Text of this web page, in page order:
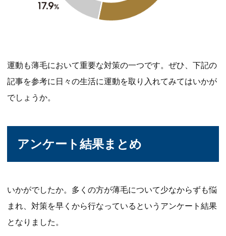
運動も薄毛において重要な対策の一つです。ぜひ、下記の
記事を参考に日々の生活に運動を取り入れてみてはいかが
でしょうか。
アンケート結果まとめ
いかがでしたか。多くの方が薄毛について少なからずも悩
まれ、対策を早くから行なっているというアンケート結果
となりました。